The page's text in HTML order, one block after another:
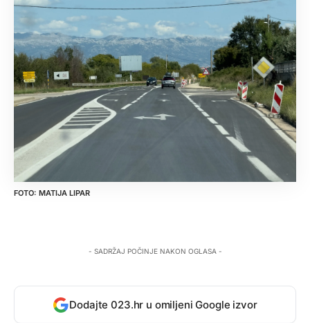
MATIJA LIPAR
- SADRŽAJ POČINJE NAKON OGLASA -
Dodajte 023.hr u omiljeni Google izvor